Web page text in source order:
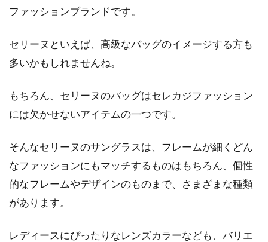
ファッションブランドです。
セリーヌといえば、高級なバッグのイメージする方も
多いかもしれませんね。
もちろん、セリーヌのバッグはセレカジファッション
には欠かせないアイテムの一つです。
そんなセリーヌのサングラスは、フレームが細くどん
なファッションにもマッチするものはもちろん、個性
的なフレームやデザインのものまで、さまざまな種類
があります。
レディースにぴったりなレンズカラーなども、バリエ